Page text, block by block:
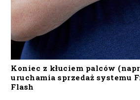
Koniec z kłuciem palców
uruchamia sprzedaż systemu
Flash